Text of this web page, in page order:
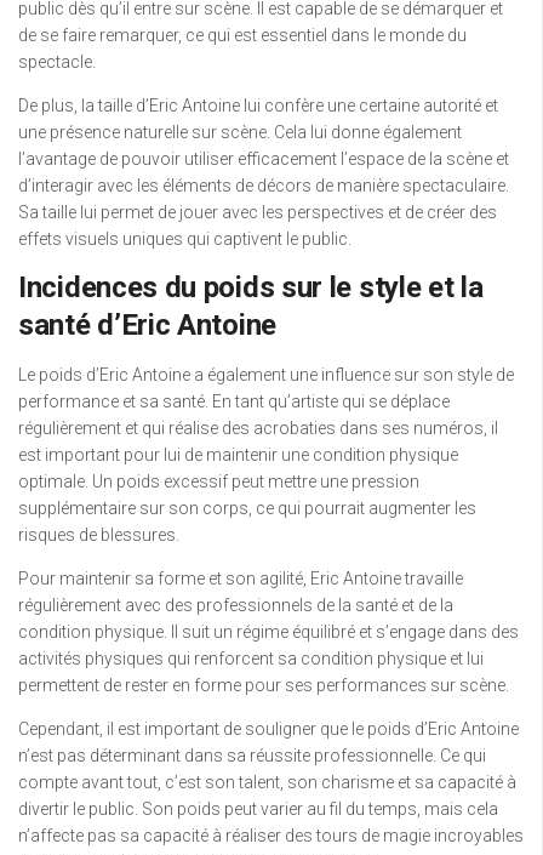
public dès qu’il entre sur scène. Il est capable de se démarquer et
de se faire remarquer, ce qui est essentiel dans le monde du
spectacle.
De plus, la taille d’Eric Antoine lui confère une certaine autorité et
une présence naturelle sur scène. Cela lui donne également
l’avantage de pouvoir utiliser efficacement l’espace de la scène et
d’interagir avec les éléments de décors de manière spectaculaire.
Sa taille lui permet de jouer avec les perspectives et de créer des
effets visuels uniques qui captivent le public.
Incidences du poids sur le style et la
santé d’Eric Antoine
Le poids d’Eric Antoine a également une influence sur son style de
performance et sa santé. En tant qu’artiste qui se déplace
régulièrement et qui réalise des acrobaties dans ses numéros, il
est important pour lui de maintenir une condition physique
optimale. Un poids excessif peut mettre une pression
supplémentaire sur son corps, ce qui pourrait augmenter les
risques de blessures.
Pour maintenir sa forme et son agilité, Eric Antoine travaille
régulièrement avec des professionnels de la santé et de la
condition physique. Il suit un régime équilibré et s’engage dans des
activités physiques qui renforcent sa condition physique et lui
permettent de rester en forme pour ses performances sur scène.
Cependant, il est important de souligner que le poids d’Eric Antoine
n’est pas déterminant dans sa réussite professionnelle. Ce qui
compte avant tout, c’est son talent, son charisme et sa capacité à
divertir le public. Son poids peut varier au fil du temps, mais cela
n’affecte pas sa capacité à réaliser des tours de magie incroyables